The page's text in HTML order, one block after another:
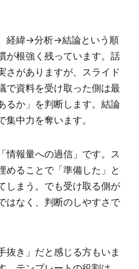
経緯→分析→結論という順
が根強く残っています。話
さがありますが、スライド
で資料を受け取った側は最
るか」を判断します。結論
中力を奪います。
情報量への過信」です。ス
めることで「準備した」と
しまう。でも受け取る側が
はなく、判断のしやすさで
抜き」だと感じる方もいま